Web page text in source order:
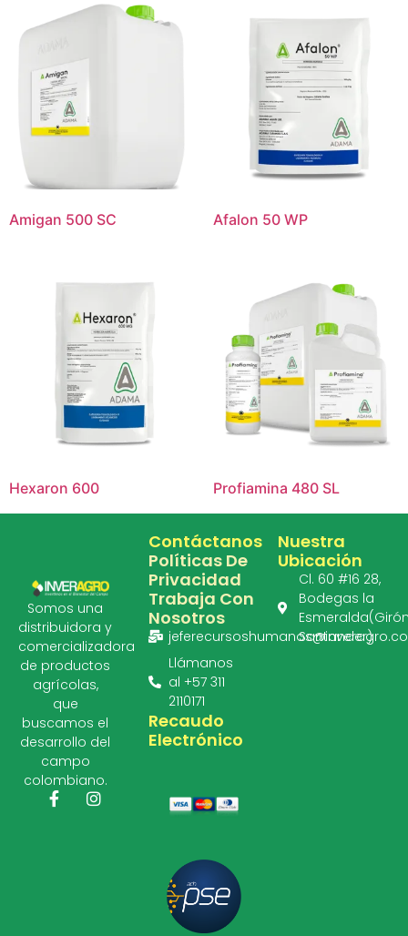
Amigan 500 SC Afalon 50 WP
Hexaron 600 Profiamina 480 SL
Somos una
distribuidora y
comercializadora
de productos
agrícolas,
que
buscamos el
desarrollo del
campo
colombiano.
Contáctanos
Políticas De
Privacidad
Trabaja Con
Nosotros
Llámanos
al +57 311
2110171
Recaudo
Electrónico
Nuestra
Ubicación
Cl. 60 #16 28,
Bodegas la
Santander)